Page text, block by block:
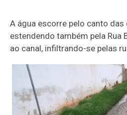
A água escorre pelo canto das
estendendo também pela Rua
ao canal, infiltrando-se pelas